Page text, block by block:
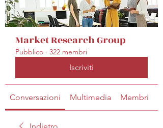
Market Research Group
Pubblico · 322 membri
Iscriviti
Conversazioni Multimedia Membri